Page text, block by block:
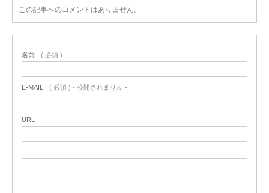
この記事へのコメントはありません。
名前 ( 必須 )
E-MAIL ( 必須 ) - 公開されません -
URL